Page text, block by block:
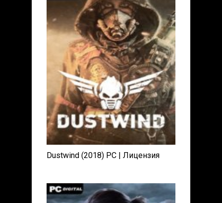
Dustwind (2018) PC | Лицензия